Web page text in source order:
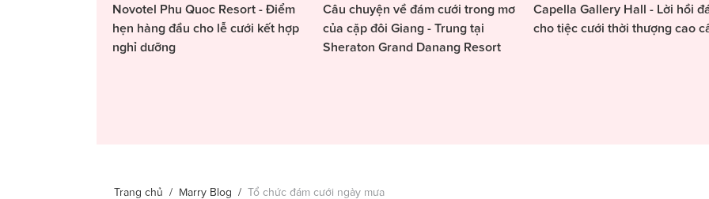
Novotel Phu Quoc Resort - Điểm
hẹn hàng đầu cho lễ cưới kết hợp
nghỉ dưỡng
Câu chuyện về đám cưới trong mơ
của cặp đôi Giang - Trung tại
Sheraton Grand Danang Resort
Capella Gallery Hall - Lời hồi
cho tiệc cưới thời thượng cao
Trang chủ / Marry Blog / Tổ chức đám cưới ngày mưa